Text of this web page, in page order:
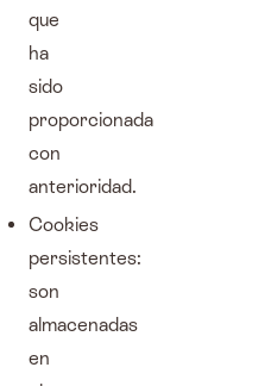
que
ha
sido
proporcionada
con
anterioridad.
Cookies
persistentes:
son
almacenadas
en